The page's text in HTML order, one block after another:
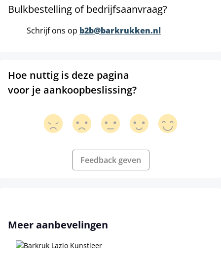
Bulkbestelling of bedrijfsaanvraag?
Schrijf ons op b2b@barkrukken.nl
Hoe nuttig is deze pagina
voor je aankoopbeslissing?
Feedback geven
Productgalerij overslaan
Meer aanbevelingen